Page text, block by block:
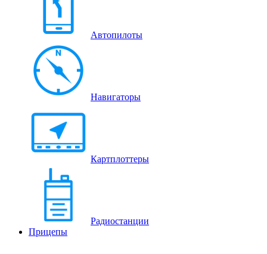
Автопилоты
Навигаторы
Картплоттеры
Радиостанции
Прицепы